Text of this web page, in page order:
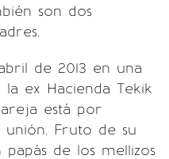
son dos
de 2013 en una
ex Hacienda Tekik
está por
Fruto de su
de los mellizos